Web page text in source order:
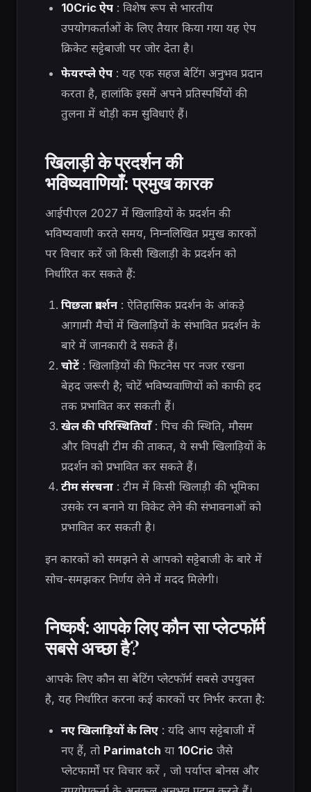
10Cric ऐप: विशेष रूप से भारतीय
उपयोगकर्ताओं के लिए तैयार किया गया यह ऐप
क्रिकेट सट्टेबाजी पर जोर देता है।
फेयरप्ले ऐप: यह एक सहज बेटिंग अनुभव प्रदान
करता है, हालांकि इसमें अपने प्रतिस्पर्धियों की
तुलना में थोड़ी कम सुविधाएं हैं।
खिलाड़ी के प्रदर्शन की
भविष्यवाणियाँ: प्रमुख कारक
आईपीएल 2027 में खिलाड़ियों के प्रदर्शन की
भविष्यवाणी करते समय, निम्नलिखित प्रमुख कारकों
पर विचार करें जो किसी खिलाड़ी के प्रदर्शन को
निर्धारित कर सकते हैं:
पिछला प्रदर्शन: ऐतिहासिक प्रदर्शन के आंकड़े
आगामी मैचों में खिलाड़ियों के संभावित प्रदर्शन के
बारे में जानकारी दे सकते हैं।
चोटें: खिलाड़ियों की फिटनेस पर नजर रखना
बेहद जरूरी है; चोटें भविष्यवाणियों को काफी हद
तक प्रभावित कर सकती हैं।
खेल की परिस्थितियाँ: पिच की स्थिति, मौसम
और विपक्षी टीम की ताकत, ये सभी खिलाड़ियों के
प्रदर्शन को प्रभावित कर सकते हैं।
टीम संरचना: टीम में किसी खिलाड़ी की भूमिका
उसके रन बनाने या विकेट लेने की संभावनाओं को
प्रभावित कर सकती है।
इन कारकों को समझने से आपको सट्टेबाजी के बारे में
सोच-समझकर निर्णय लेने में मदद मिलेगी।
निष्कर्ष: आपके लिए कौन सा प्लेटफॉर्म
सबसे अच्छा है?
आपके लिए कौन सा बेटिंग प्लेटफॉर्म सबसे उपयुक्त
है, यह निर्धारित करना कई कारकों पर निर्भर करता है:
नए खिलाड़ियों के लिए: यदि आप सट्टेबाजी में
नए हैं, तो Parimatch या 10Cricजैसे
प्लेटफार्मों पर विचार करें , जो पर्याप्त बोनस और